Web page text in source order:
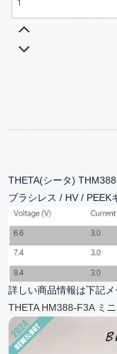
THETA(シータ)
ブラシレス / HV / PEEK
詳しい商品情報は下記
THETA HM388-F3A ミ